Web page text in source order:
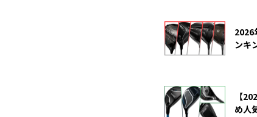
2026
ンキ
【
め人